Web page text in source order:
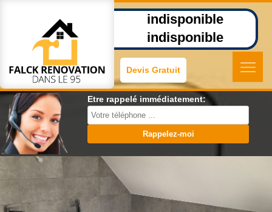
indisponible
indisponible
Devis Gratuit
Etre rappelé immédiatement: